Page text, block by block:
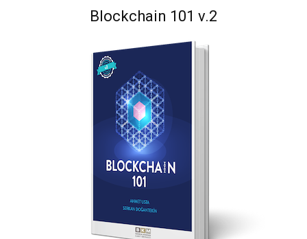
Blockchain 101 v.2